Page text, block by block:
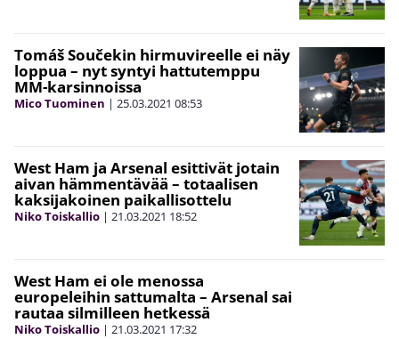
Tomáš Součekin hirmuvireelle ei näy
loppua – nyt syntyi hattutemppu
MM-karsinnoissa
Mico Tuominen | 25.03.2021 08:53
West Ham ja Arsenal esittivät jotain
aivan hämmentävää – totaalisen
kaksijakoinen paikallisottelu
Niko Toiskallio | 21.03.2021 18:52
West Ham ei ole menossa
europeleihin sattumalta – Arsenal sai
rautaa silmilleen hetkessä
Niko Toiskallio | 21.03.2021 17:32